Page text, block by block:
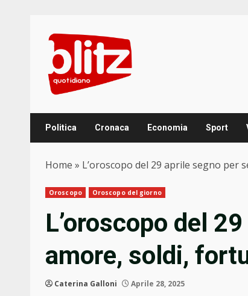
content
Politica Cronaca Economia Sport
Home » L’oroscopo del 29 aprile segno per
Oroscopo Oroscopo del giorno
L’oroscopo del
amore, soldi,
Caterina Galloni Aprile 28, 2025